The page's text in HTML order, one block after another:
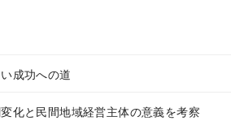
成功への道
化と民間地域経営主体の意義を考察